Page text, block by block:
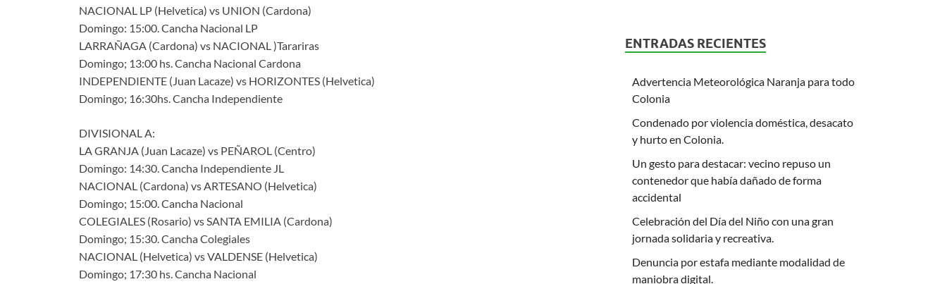
NACIONAL LP (Helvetica) vs UNION (Cardona)
Domingo: 15:00. Cancha Nacional LP
LARRAÑAGA (Cardona) vs NACIONAL )Tarariras
Domingo; 13:00 hs. Cancha Nacional Cardona
INDEPENDIENTE (Juan Lacaze) vs HORIZONTES (Helvetica)
Domingo; 16:30hs. Cancha Independiente
DIVISIONAL A:
LA GRANJA (Juan Lacaze) vs PEÑAROL (Centro)
Domingo: 14:30. Cancha Independiente JL
NACIONAL (Cardona) vs ARTESANO (Helvetica)
Domingo; 15:00. Cancha Nacional
COLEGIALES (Rosario) vs SANTA EMILIA (Cardona)
Domingo; 15:30. Cancha Colegiales
NACIONAL (Helvetica) vs VALDENSE (Helvetica)
Domingo; 17:30 hs. Cancha Nacional
ENTRADAS RECIENTES
Advertencia Meteorológica Naranja para todo
Colonia
Condenado por violencia doméstica, desacato
y hurto en Colonia.
Un gesto para destacar: vecino repuso un
contenedor que había dañado de forma
accidental
Celebración del Día del Niño con una gran
jornada solidaria y recreativa.
Denuncia por estafa mediante modalidad de
maniobra digital.